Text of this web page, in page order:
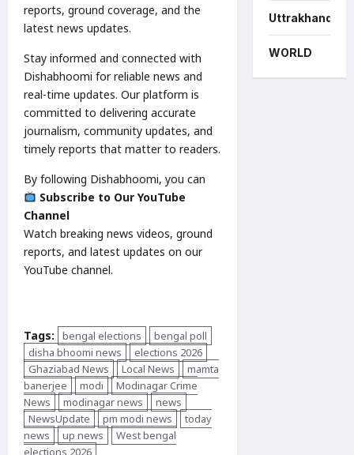
reports, ground coverage, and the
latest news updates.
Stay informed and connected with
Dishabhoomi for reliable news and
real-time updates. Our platform is
committed to delivering accurate
journalism, community updates, and
timely reports that matter to readers.
By following Dishabhoomi, you can
Subscribe to Our YouTube
Channel
Watch breaking news videos, ground
reports, and latest updates on our
YouTube channel.
Tags: bengal elections
bengal poll
disha bhoomi news
elections 2026
Ghaziabad News
Local News
mamta
banerjee
modi
Modinagar Crime
News
modinagar news
news
NewsUpdate
pm modi news
today
news
up news
West bengal
elections 2026
Uttrakhand
WORLD